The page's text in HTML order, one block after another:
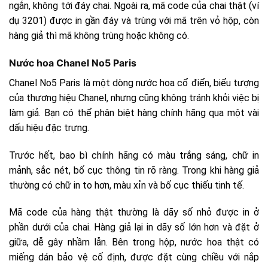
ngắn, không tới đáy chai. Ngoài ra, mã code của chai thật (ví
dụ 3201) được in gần đáy và trùng với mã trên vỏ hộp, còn
hàng giả thì mã không trùng hoặc không có.
Nước hoa Chanel No5 Paris
Chanel No5 Paris là một dòng nước hoa cổ điển, biểu tượng
của thương hiệu Chanel, nhưng cũng không tránh khỏi việc bị
làm giả. Bạn có thể phân biệt hàng chính hãng qua một vài
dấu hiệu đặc trưng.
Trước hết, bao bì chính hãng có màu trắng sáng, chữ in
mảnh, sắc nét, bố cục thông tin rõ ràng. Trong khi hàng giả
thường có chữ in to hơn, màu xỉn và bố cục thiếu tinh tế.
Mã code của hàng thật thường là dãy số nhỏ được in ở
phần dưới của chai. Hàng giả lại in dãy số lớn hơn và đặt ở
giữa, dễ gây nhầm lẫn. Bên trong hộp, nước hoa thật có
miếng dán bảo vệ cố định, được đặt cùng chiều với nắp